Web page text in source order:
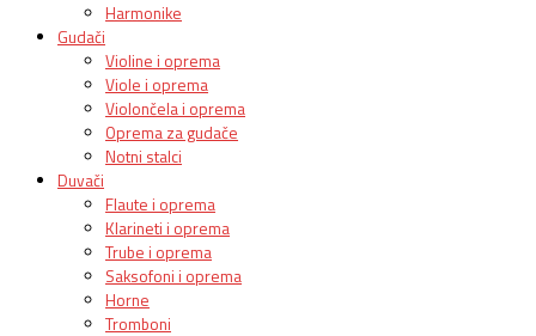
Harmonike
Gudači
Violine i oprema
Viole i oprema
Violončela i oprema
Oprema za gudače
Notni stalci
Duvači
Flaute i oprema
Klarineti i oprema
Trube i oprema
Saksofoni i oprema
Horne
Tromboni